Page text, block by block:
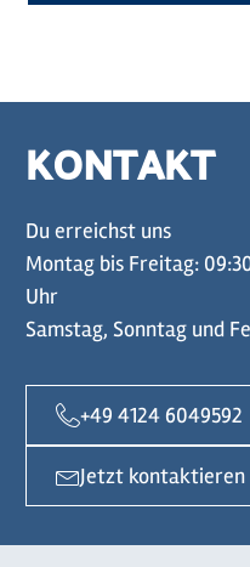
KONTAKT
Du erreichst uns
Montag bis Freitag:
Uhr
Samstag, Sonntag und
+49 4124 6049592
Jetzt kontaktieren